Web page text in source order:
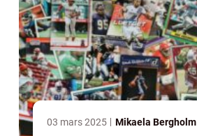
03 mars 2025 Mikaela Bergholm